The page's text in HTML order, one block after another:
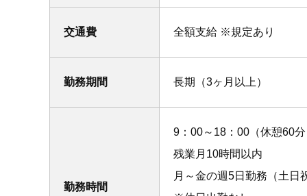
交通費 全額支給 ※規定あり
勤務期間 長期（3ヶ月以上）
勤務時間
9：00～18：00（休憩60分
残業月10時間以内
月～金の週5日勤務（土日